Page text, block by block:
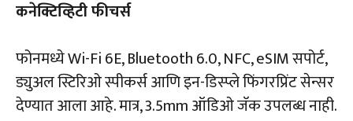
कनेक्टिव्हिटी फीचर्स
फोनमध्ये Wi-Fi 6E, Bluetooth 6.0, NFC, eSIM सपोर्ट,
ड्युअल स्टिरिओ स्पीकर्स आणि इन-डिस्प्ले फिंगरप्रिंट सेन्सर
देण्यात आला आहे. मात्र, 3.5mm ऑडिओ जॅक उपलब्ध नाही.